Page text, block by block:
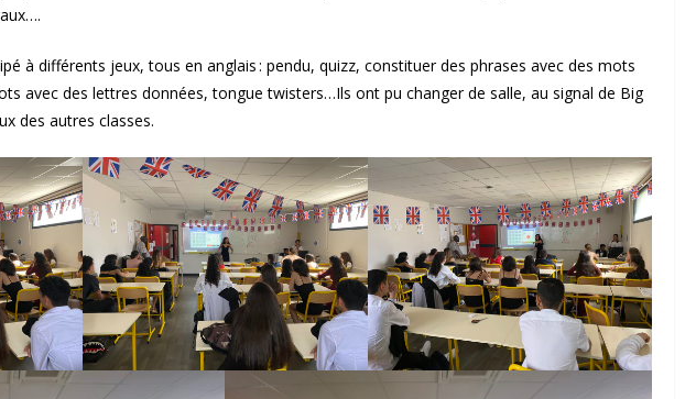
à différents jeux, tous en anglais : pendu, quizz, constituer des phrases avec des mots
avec des lettres données, tongue twisters…Ils ont pu changer de salle, au signal de Big
des autres classes.